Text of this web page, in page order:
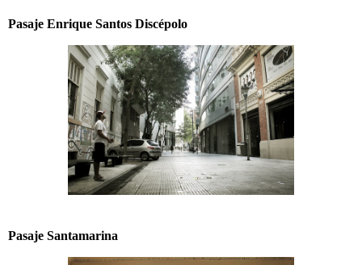
Pasaje Enrique Santos Discépolo
Pasaje Santamarina